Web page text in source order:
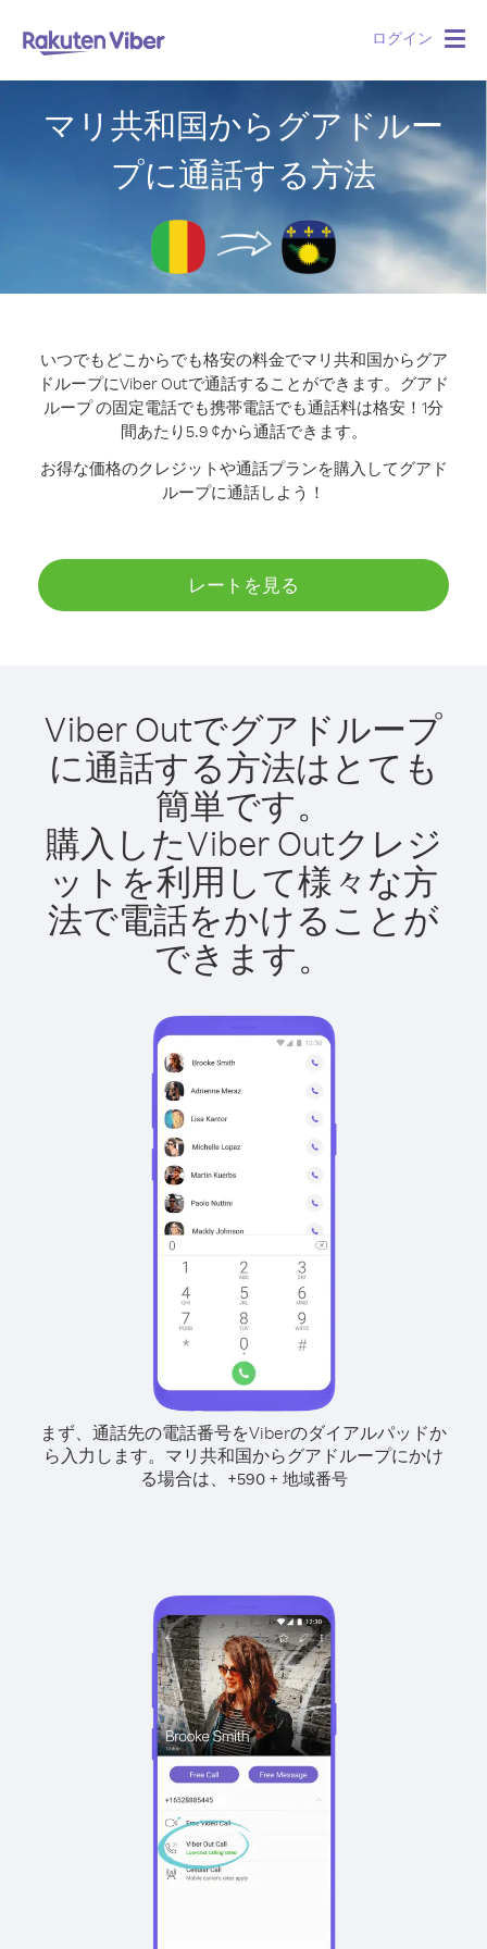
ログイン
マリ共和国からグアドルー
プに通話する方法
いつでもどこからでも格安の料金でマリ共和国からグア
ドループにViber Outで通話することができます。 グアド
ループ の固定電話でも携帯電話でも通話料は格安！1分
間あたり5.9 ¢から通話できます。
お得な価格のクレジットや通話プランを購入してグアド
ループに通話しよう！
レートを見る
Viber Outでグアドループ
に通話する方法はとても
簡単です。
購入したViber Outクレジ
ットを利用して様々な方
法で電話をかけることが
できます。
まず、通話先の電話番号をViberのダイアルパッドか
ら入力します。 マリ共和国からグアドループにかけ
る場合は、
+590+ 地域番号